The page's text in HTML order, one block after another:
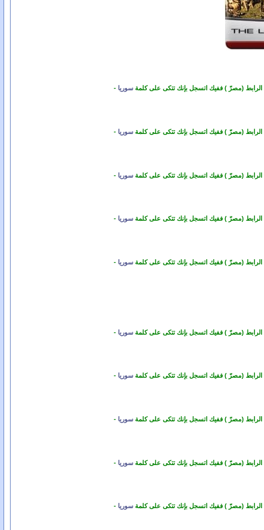
الرابط (مصرّ ) ففيك اتسجل بإنك تتكى على كلمةسوريا -
الرابط (مصرّ ) ففيك اتسجل بإنك تتكى على كلمةسوريا -
الرابط (مصرّ ) ففيك اتسجل بإنك تتكى على كلمةسوريا -
الرابط (مصرّ ) ففيك اتسجل بإنك تتكى على كلمةسوريا -
الرابط (مصرّ ) ففيك اتسجل بإنك تتكى على كلمةسوريا -
الرابط (مصرّ ) ففيك اتسجل بإنك تتكى على كلمةسوريا -
الرابط (مصرّ ) ففيك اتسجل بإنك تتكى على كلمةسوريا -
الرابط (مصرّ ) ففيك اتسجل بإنك تتكى على كلمةسوريا -
الرابط (مصرّ ) ففيك اتسجل بإنك تتكى على كلمةسوريا -
الرابط (مصرّ ) ففيك اتسجل بإنك تتكى على كلمةسوريا -